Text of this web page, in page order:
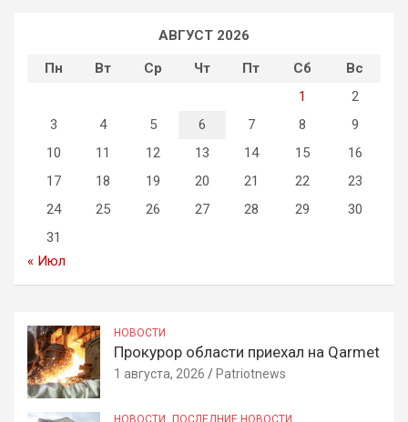
АВГУСТ 2026
Пн
Вт Ср Чт Пт Сб
Вс
1
2
3
4 5 6 7 8
9
10
11 12 13 14 15
16
17
18 19 20 21 22
23
24
25 26 27 28 29
30
31
« Июл
НОВОСТИ
Прокурор области приехал на Qarmet
1 августа, 2026 Patriotnews
НОВОСТИ ПОСЛЕДНИЕ НОВОСТИ